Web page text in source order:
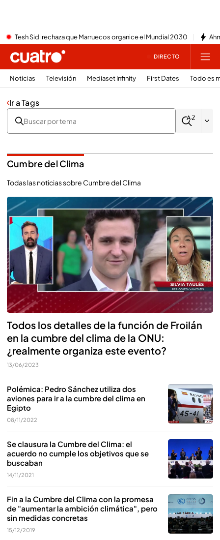
Tesh Sidi rechaza que Marruecos organice el Mundial 2030
DIRECTO
Noticias Televisión Mediaset Infinity First Dates Todo es
Ir a Tags
Cumbre del Clima
Todas las noticias sobre Cumbre del Clima
Todos los detalles de la función de Froilán
en la cumbre del clima de la ONU:
¿realmente organiza este evento?
13/06/2023
Polémica: Pedro Sánchez utiliza dos
aviones para ir a la cumbre del clima en
Egipto
08/11/2022
Se clausura la Cumbre del Clima: el
acuerdo no cumple los objetivos que se
buscaban
14/11/2021
Fin a la Cumbre del Clima con la promesa
de "aumentar la ambición climática", pero
sin medidas concretas
15/12/2019